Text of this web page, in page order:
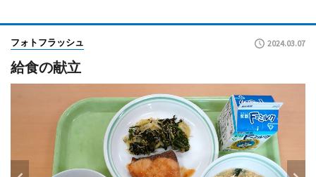
フォトフラッシュ 2024.03.07
給食の献立